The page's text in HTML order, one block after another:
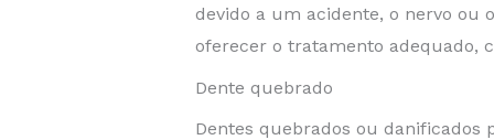
devido a um acidente, o nervo ou
oferecer o tratamento adequado,
Dente quebrado
Dentes quebrados ou danificados